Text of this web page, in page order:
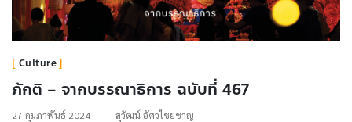
Culture
ภักติ – จากบรรณาธิการ ฉบับที่ 467
27 กุมภาพันธ์ 2024 สุวัฒน์ อัศวไชยชาญ